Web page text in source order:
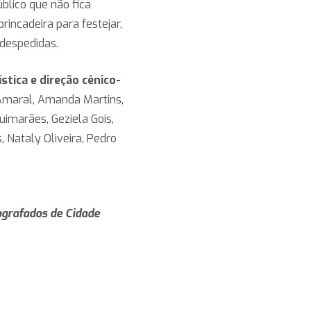
que não fica
para festejar,
e direção cênico-
Amanda Martins,
Geziela Gois,
Nataly Oliveira, Pedro
de Cidade